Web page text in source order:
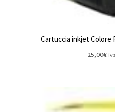
Cartuccia inkjet Colore
25,00€